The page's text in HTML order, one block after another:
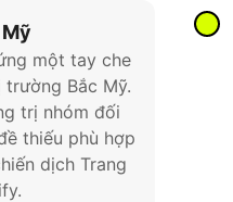
một tay che
Bắc Mỹ.
trị nhóm đối
thiếu phù hợp
dịch Trang